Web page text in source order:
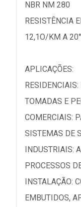
NBR NM 280
RESISTÊNCIA
12,1O/KM A
APLICAÇÕES:
TOMADAS E
COMERCIAIS:
SISTEMAS DE
INDUSTRIAIS:
PROCESSOS
INSTALAÇÃO:
EMBUTIDOS,